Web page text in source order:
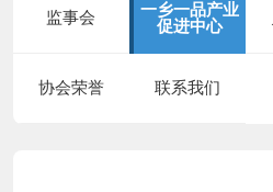
监事会
一乡一品产业
促进中心
协会荣誉 联系我们